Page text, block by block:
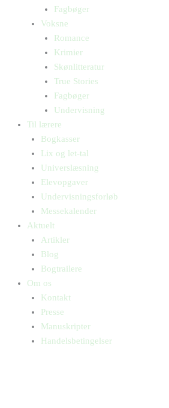
Fagbøger
Voksne
Romance
Krimier
Skønlitteratur
True Stories
Fagbøger
Undervisning
Til lærere
Bogkasser
Lix og let-tal
Universlæsning
Elevopgaver
Undervisningsforløb
Messekalender
Aktuelt
Artikler
Blog
Bogtrailere
Om os
Kontakt
Presse
Manuskripter
Handelsbetingelser